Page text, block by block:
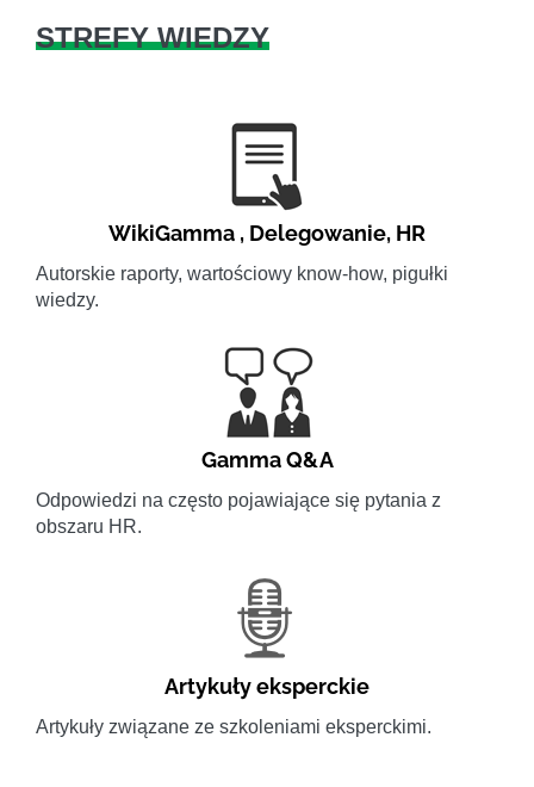
STREFY WIEDZY
WikiGamma , Delegowanie, HR
Autorskie raporty, wartościowy know-how, pigułki
wiedzy.
Gamma Q&A
Odpowiedzi na często pojawiające się pytania z
obszaru HR.
Artykuły eksperckie
Artykuły związane ze szkoleniami eksperckimi.